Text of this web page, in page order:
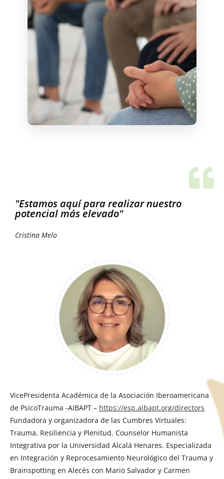
"Estamos aquí para realizar nuestro
potencial más elevado"
Cristina Melo
VicePresidenta Académica de la Asociación Iberoamericana
de PsicoTrauma -AIBAPT – https://esp.aibapt.org/directors
Fundadora y organizadora de las Cumbres Virtuales:
Trauma, Resiliencia y Plenitud. Counselor Humanista
Integrativa por la Universidad Alcalá Henares. Especializada
en Integración y Reprocesamiento Neurológico del Trauma y
Brainspotting en Alecés con Mario Salvador y Carmen